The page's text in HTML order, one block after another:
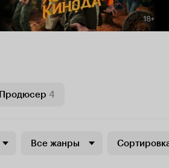
Продюсер 4
Все жанры